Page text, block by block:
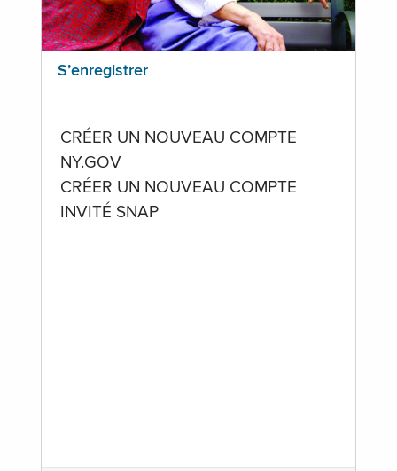
S’enregistrer
CRÉER UN NOUVEAU COMPTE
NY.GOV
CRÉER UN NOUVEAU COMPTE
INVITÉ SNAP